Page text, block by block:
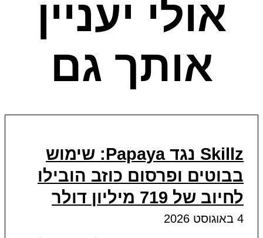
אולי יעניין
אותך גם
Skillz נגד Papaya: שימוש
בבוטים ופרסום כוזב הובילו
לחיוב של 719 מיליון דולר
4 באוגוסט 2026